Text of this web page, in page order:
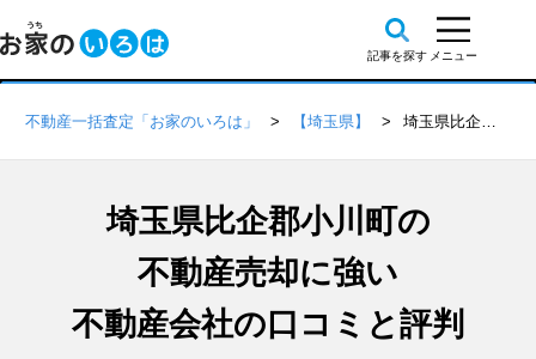
不動産一括査定「お家のいろは」 【埼玉県】 埼玉県比企郡小川町の不動産会社 口コミ・評判一覧
埼玉県比企郡小川町の
不動産売却に強い
不動産会社の口コミと評判